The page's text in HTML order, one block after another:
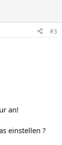
#3
an!
einstellen ?